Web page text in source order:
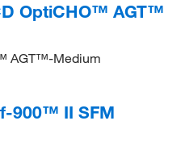
OptiCHO™ AGT™
AGT™-Medium
900™ II SFM